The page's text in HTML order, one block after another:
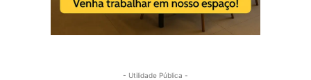
- Utilidade Pública -